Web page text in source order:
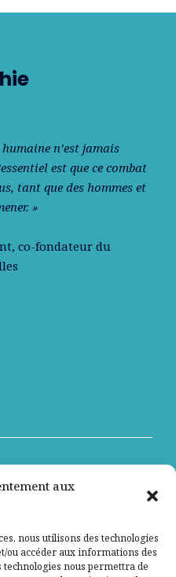
aux
nous utilisons des technologies
ou accéder aux informations des
nous permettra de
n’est jamais
est que ce combat
tant que des hommes et
»
co-fondateur du